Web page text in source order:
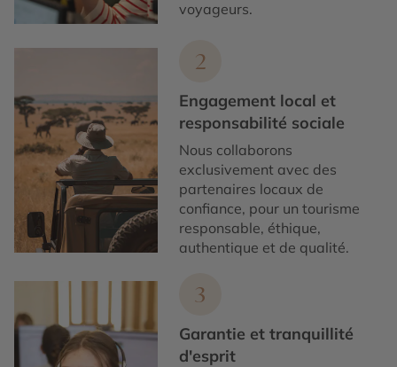
voyageurs.
2
Engagement local et
responsabilité sociale
Nous collaborons
exclusivement avec des
partenaires locaux de
confiance, pour un tourisme
responsable, éthique,
authentique et de qualité.
3
Garantie et tranquillité
d'esprit